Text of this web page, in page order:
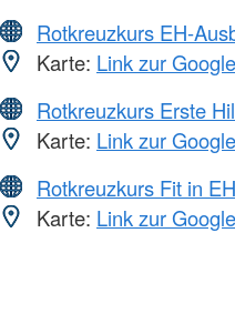
Rotkreuzkurs EH-
Karte: Link zur
Rotkreuzkurs Erste
Karte: Link zur
Rotkreuzkurs Fit in EH
Karte: Link zur